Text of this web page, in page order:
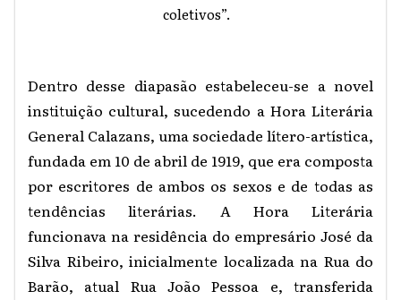
coletivos”.
Dentro desse diapasão estabeleceu-se a novel
instituição cultural, sucedendo a Hora Literária
General Calazans, uma sociedade lítero-artística,
fundada em 10 de abril de 1919, que era composta
por escritores de ambos os sexos e de todas as
tendências literárias. A Hora Literária
funcionava na residência do empresário José da
Silva Ribeiro, inicialmente localizada na Rua do
Barão, atual Rua João Pessoa e, transferida